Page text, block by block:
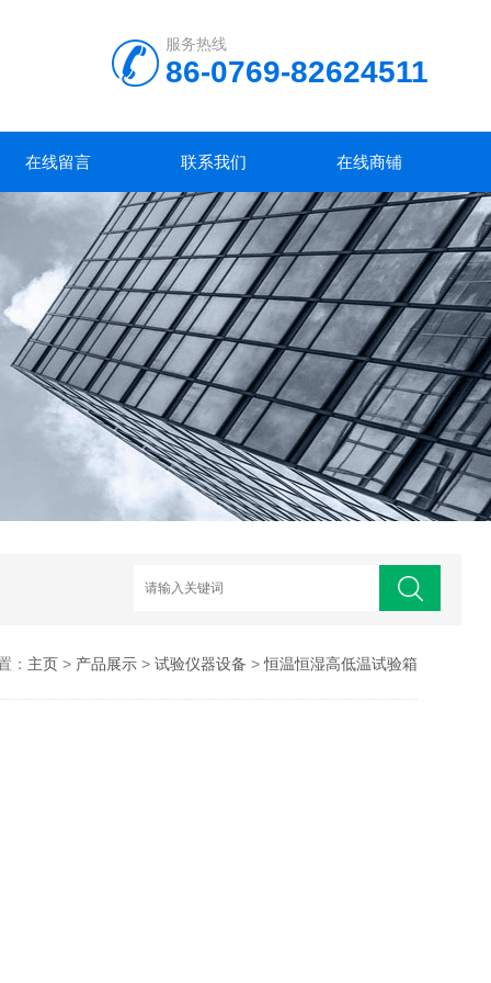
服务热线
86-0769-82624511
在线留言 联系我们 在线商铺
： 主页> 产品展示> 试验仪器设备 >恒温恒湿高低温试验箱